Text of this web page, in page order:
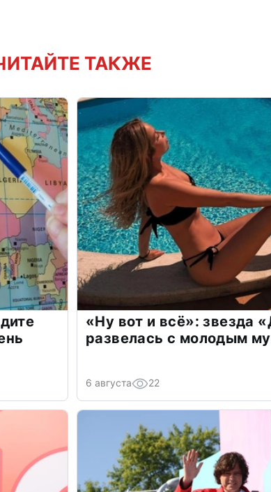
ТАКЖЕ
«Ну вот и всё»: звезда
развелась с молодым
6 августа 22